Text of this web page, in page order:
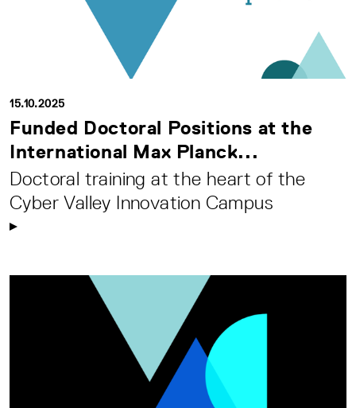
15.10.2025
Funded Doctoral Positions at the
International Max Planck...
Doctoral training at the heart of the
Cyber Valley Innovation Campus